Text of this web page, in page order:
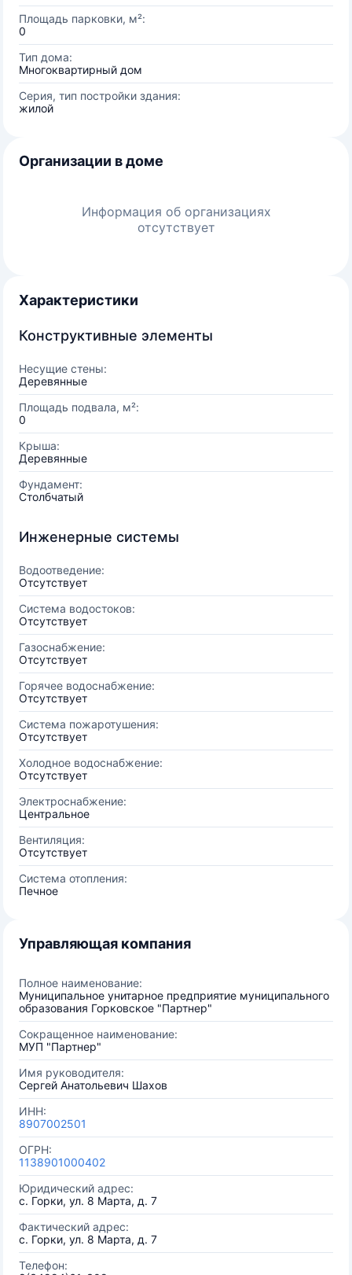
Площадь парковки, м²:
0
Тип дома:
Многоквартирный дом
Серия, тип постройки здания:
жилой
Организации в доме
Информация об организациях
отсутствует
Характеристики
Конструктивные элементы
Несущие стены:
Деревянные
Площадь подвала, м²:
0
Крыша:
Деревянные
Фундамент:
Столбчатый
Инженерные системы
Водоотведение:
Отсутствует
Система водостоков:
Отсутствует
Газоснабжение:
Отсутствует
Горячее водоснабжение:
Отсутствует
Система пожаротушения:
Отсутствует
Холодное водоснабжение:
Отсутствует
Электроснабжение:
Центральное
Вентиляция:
Отсутствует
Система отопления:
Печное
Управляющая компания
Полное наименование:
Муниципальное унитарное предприятие муниципального
образования Горковское "Партнер"
Сокращенное наименование:
MУП "Партнер"
Имя руководителя:
Сергей Анатольевич Шахов
ИНН:
8907002501
ОГРН:
1138901000402
Юридический адрес:
с. Горки, ул. 8 Марта, д. 7
Фактический адрес:
с. Горки, ул. 8 Марта, д. 7
Телефон: